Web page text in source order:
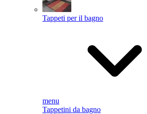
Tappeti per il bagno
menu
Tappetini da bagno